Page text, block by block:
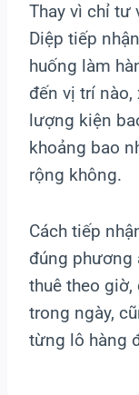
Thay vì chỉ tư
Diệp tiếp
huống làm
đến vị trí
lượng kiện
khoảng bao
rộng không.
Cách tiếp
đúng phương
thuê theo
trong ngày,
từng lô hàng